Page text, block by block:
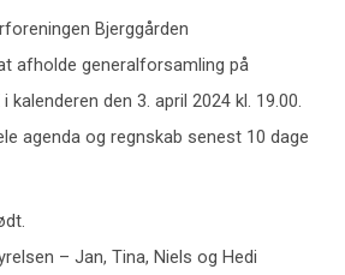
Bjerggården
afholde generalforsamling på
den 3. april 2024 kl. 19.00.
agenda og regnskab senest 10 dage
– Jan, Tina, Niels og Hedi